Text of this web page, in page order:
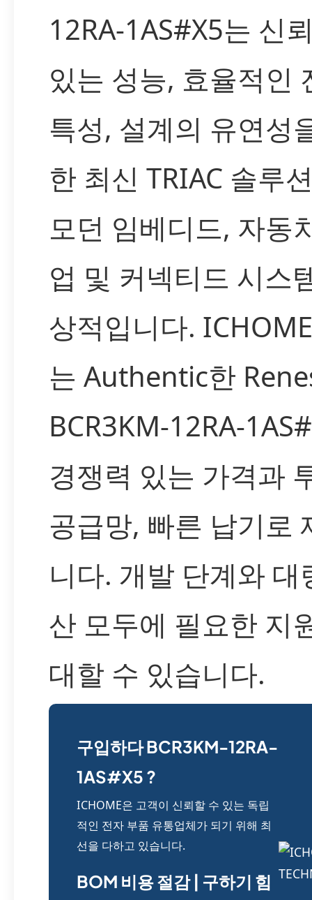
12RA-1AS#X5는 신
있는 성능, 효율적인
특성, 설계의 유연성
한 최신 TRIAC 솔루
모던 임베디드, 자동
업 및 커넥티드 시스
상적입니다.
는 Authentic한
BCR3KM-12RA-
경쟁력 있는 가격과
공급망, 빠른 납기로
니다. 개발 단계와 대
산 모두에 필요한 지
대할 수 있습니다.
구입하다 BCR3KM-12RA-
1AS#X5 ?
ICHOME은 고객이 신뢰할 수 있는 독립
적인 전자 부품 유통업체가 되기 위해 최
선을 다하고 있습니다.
BOM 비용 절감 | 구하기 힘